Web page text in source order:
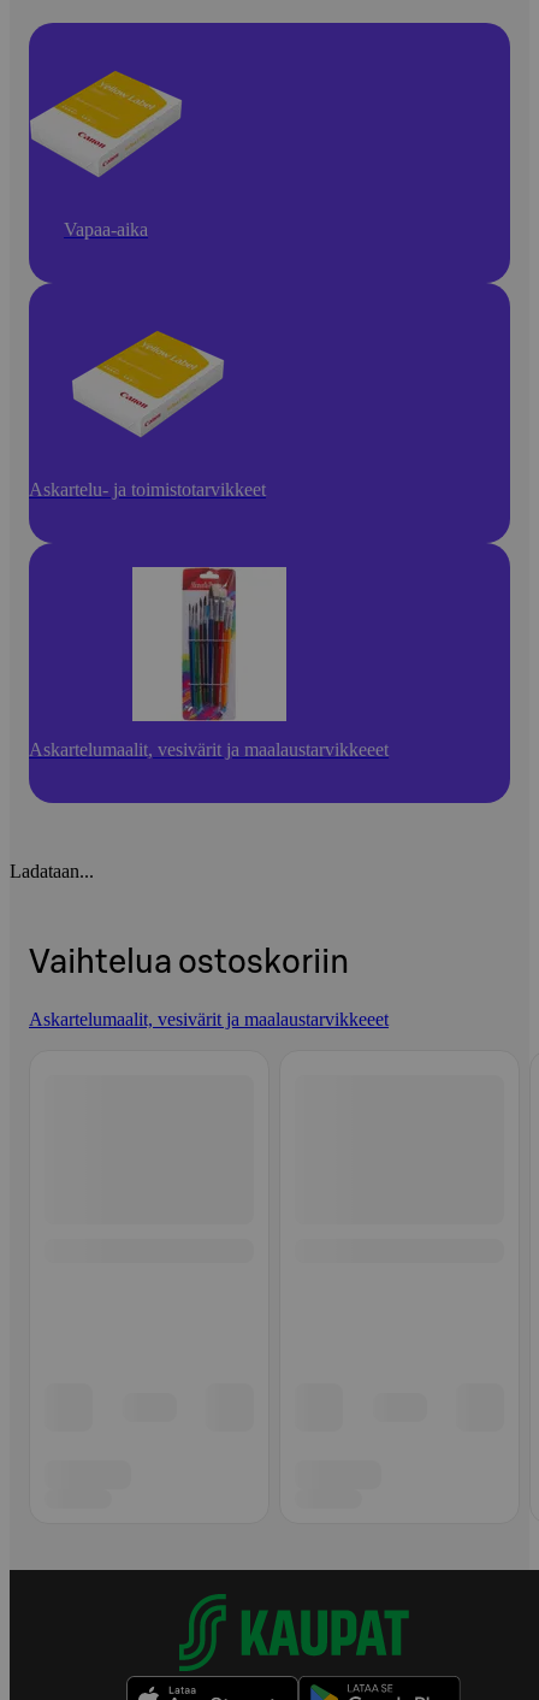
Vapaa-aika
Askartelu- ja toimistotarvikkeet
Askartelumaalit, vesivärit ja maalaustarvikkeeet
Ladataan...
Vaihtelua ostoskoriin
Askartelumaalit, vesivärit ja maalaustarvikkeeet